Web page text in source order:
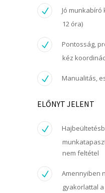
Jó munkabíró
12 óra)
Pontosság,
kéz
Manualitás,
ELŐNYT JELENT
nem feltétel
Amennyiben
gyakorlattal